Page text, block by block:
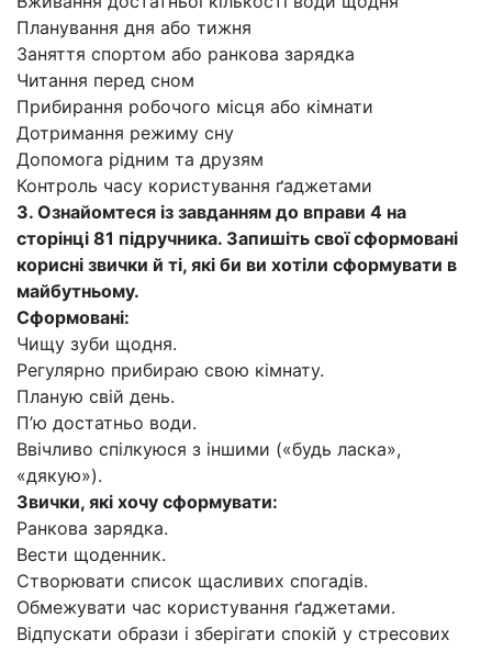
Планування дня або тижня
Заняття спортом або ранкова зарядка
Читання перед сном
Прибирання робочого місця або кімнати
Дотримання режиму сну
Допомога рідним та друзям
Контроль часу користування ґаджетами
3. Ознайомтеся із завданням до вправи 4 на
сторінці 81 підручника. Запишіть свої сформовані
корисні звички й ті, які би ви хотіли сформувати в
майбутньому.
Сформовані:
Чищу зуби щодня.
Регулярно прибираю свою кімнату.
Планую свій день.
П’ю достатньо води.
Ввічливо спілкуюся з іншими («будь ласка»,
«дякую»).
Звички, які хочу сформувати:
Ранкова зарядка.
Вести щоденник.
Створювати список щасливих спогадів.
Обмежувати час користування ґаджетами.
Відпускати образи і зберігати спокій у стресових